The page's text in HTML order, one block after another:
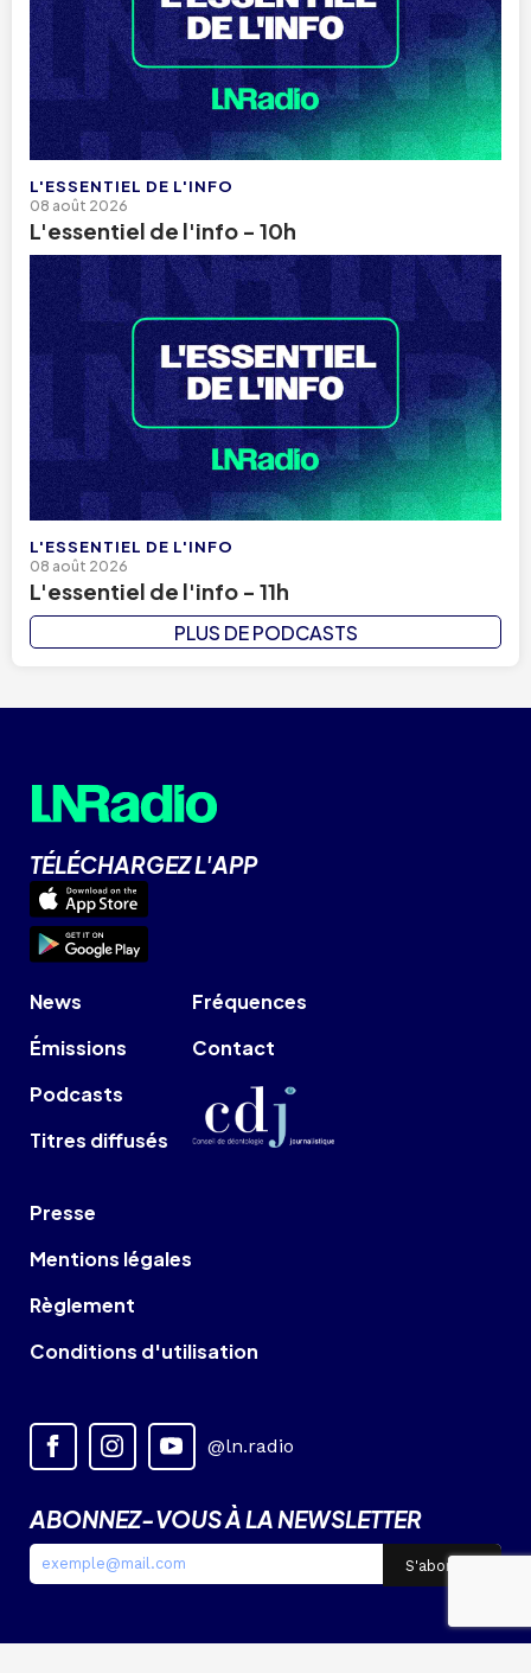
L'ESSENTIEL DE L'INFO
08 août 2026
L'essentiel de l'info - 10h
L'ESSENTIEL DE L'INFO
08 août 2026
L'essentiel de l'info - 11h
PLUS DE PODCASTS
TÉLÉCHARGEZ L'APP
News
Émissions
Podcasts
Titres diffusés
Fréquences
Contact
Presse
Mentions légales
Règlement
Conditions d'utilisation
@ln.radio
ABONNEZ-VOUS À LA NEWSLETTER